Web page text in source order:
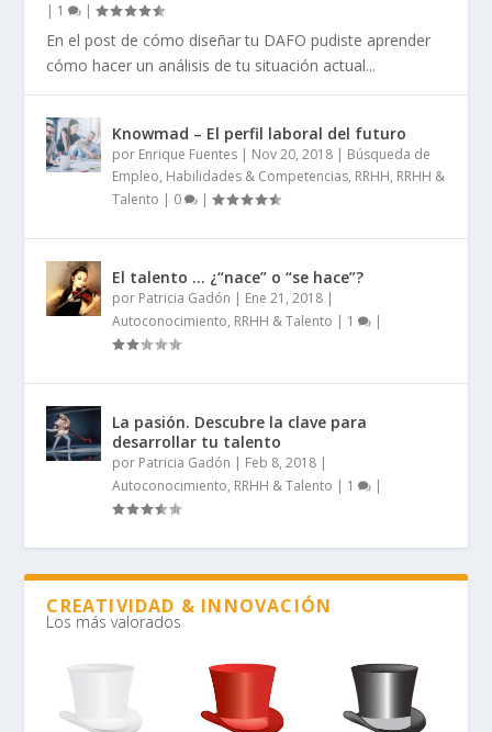
| 1 |
En el post de cómo diseñar tu DAFO pudiste aprender
cómo hacer un análisis de tu situación actual...
Knowmad – El perfil laboral del futuro
por Enrique Fuentes | Nov 20, 2018 | Búsqueda de
Empleo, Habilidades & Competencias, RRHH, RRHH &
Talento | 0 |
El talento … ¿“nace” o “se hace”?
por Patricia Gadón | Ene 21, 2018 |
Autoconocimiento, RRHH & Talento | 1 |
La pasión. Descubre la clave para
desarrollar tu talento
por Patricia Gadón | Feb 8, 2018 |
Autoconocimiento, RRHH & Talento | 1 |
CREATIVIDAD & INNOVACIÓN
Los más valorados